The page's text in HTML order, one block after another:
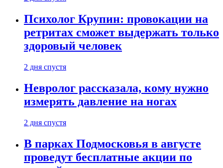
Психолог Крупин: провокации на
ретритах сможет выдержать только
здоровый человек
2 дня спустя
Невролог рассказала, кому нужно
измерять давление на ногах
2 дня спустя
В парках Подмосковья в августе
проведут бесплатные акции по